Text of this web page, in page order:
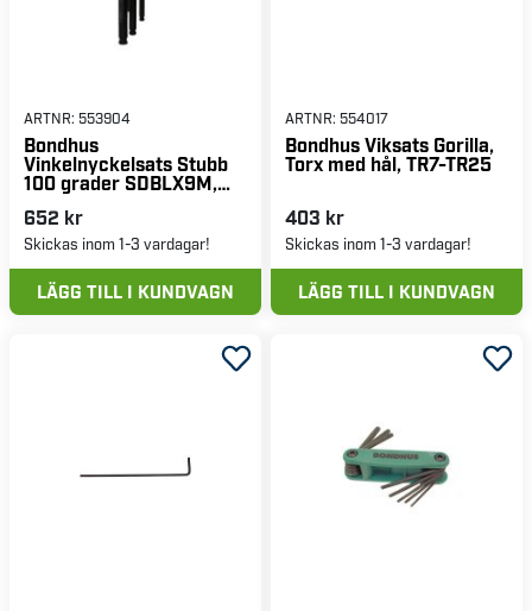
ARTNR: 553904
Bondhus
Vinkelnyckelsats Stubb
100 grader SDBLX9M,
1,5-10 mm
652 kr
Skickas inom 1-3 vardagar!
LÄGG TILL I KUNDVAGN
ARTNR: 554017
Bondhus Viksats Gorilla,
Torx med hål, TR7-TR25
403 kr
Skickas inom 1-3 vardagar!
LÄGG TILL I KUNDVAGN